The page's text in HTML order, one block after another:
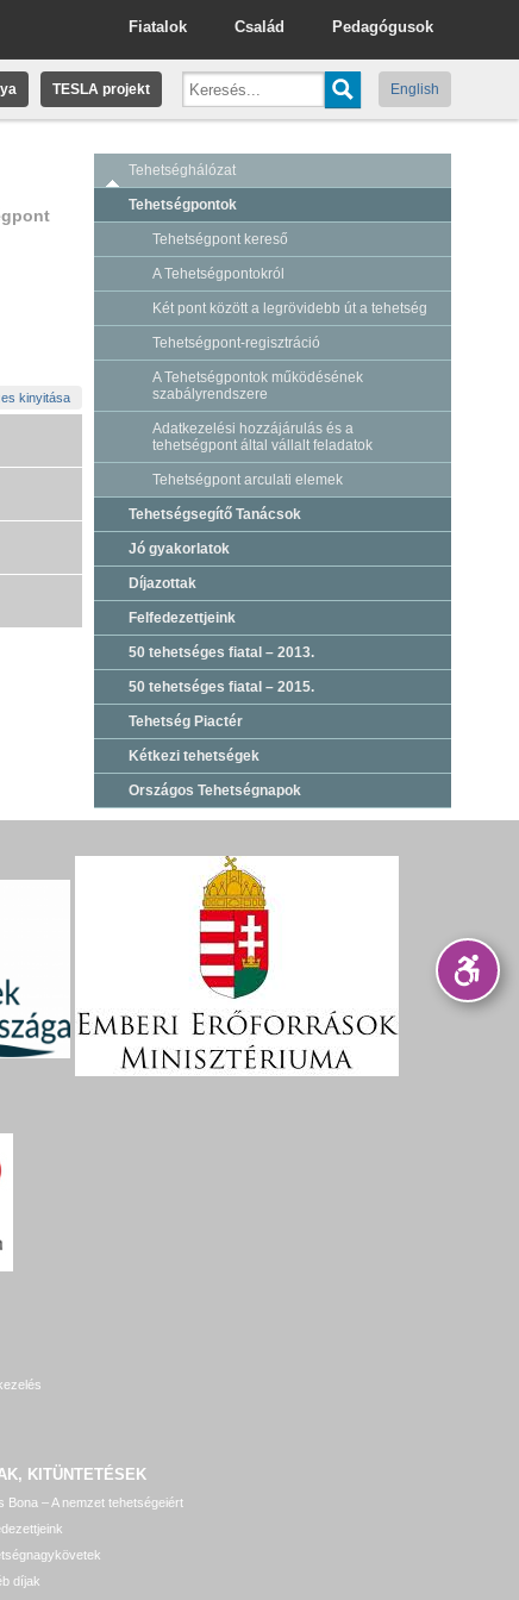
Pedagógusok
Család
Fiatalok
TESLA projekt English
kinyitása
Tehetséghálózat
Tehetségpontok
Tehetségpont kereső
A Tehetségpontokról
Két pont között a legrövidebb út a tehetség
Tehetségpont-regisztráció
A Tehetségpontok működésének
szabályrendszere
Adatkezelési hozzájárulás és a
tehetségpont által vállalt feladatok
Tehetségpont arculati elemek
Tehetségsegítő Tanácsok
Jó gyakorlatok
Díjazottak
Felfedezettjeink
50 tehetséges fiatal – 2013.
50 tehetséges fiatal – 2015.
Tehetség Piactér
Kétkezi tehetségek
Országos Tehetségnapok
KITÜNTETÉSEK
Bona – A nemzet tehetségeiért
díjak